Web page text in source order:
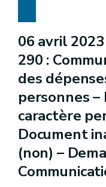
06 avril
290 :
des
personnes –
caractère
Document
(non) –